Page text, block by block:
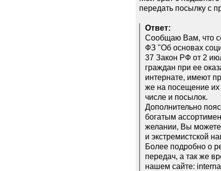
передать посылку с
Ответ:
Сообщаю Вам, что
ФЗ "Об основах
37 Закон РФ от 2
граждан при ее
интернате, имеют
же на посещение их
числе и посылок.
Дополнительно
богатым
желании, Вы можете
и экстремистской
Более подробно о
передач, а так же
нашем сайте: